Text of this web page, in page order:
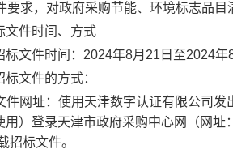
要求，对政府采购节能、环境标志品目
文件时间、方式
标文件时间： 2024年8月 21 日至2024年
标文件的方式：
件网址：使用天津数字认证有限公司发
用）登录天津市政府采购中心网（网址：
招标文件。